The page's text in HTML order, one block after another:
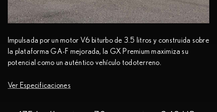
Impulsada por un motor V6 biturbo de 3.5 litros y construida sobre
la plataforma GA-F mejorada, la GX Premium maximiza su
potencial como un auténtico vehículo todoterreno.
Ver Especificaciones